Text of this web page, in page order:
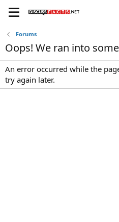
Forums
Oops! We ran into
An error occurred while the
try again later.